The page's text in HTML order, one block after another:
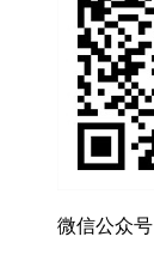
微信公众号